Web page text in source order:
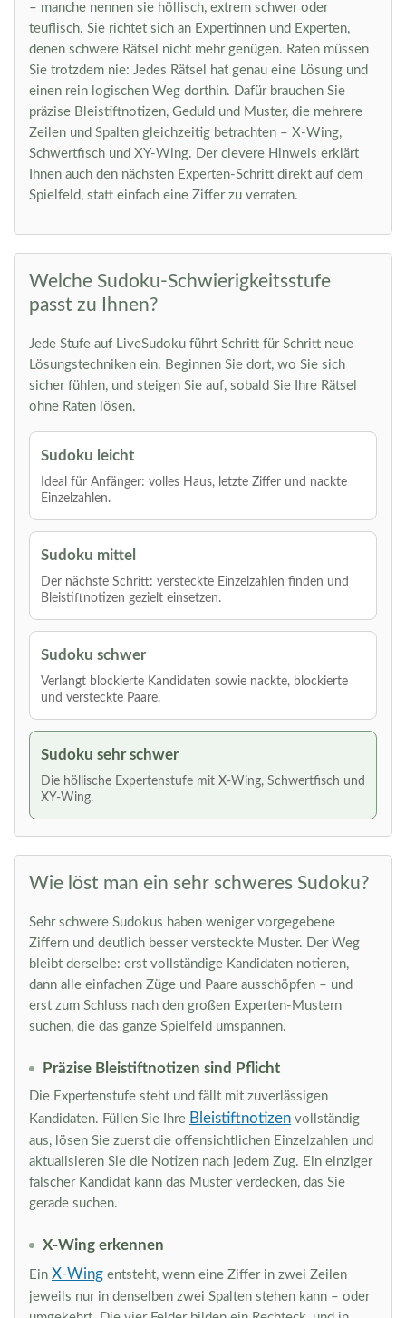
– manche nennen sie höllisch, extrem schwer oder
teuflisch. Sie richtet sich an Expertinnen und Experten,
denen schwere Rätsel nicht mehr genügen. Raten müssen
Sie trotzdem nie: Jedes Rätsel hat genau eine Lösung und
einen rein logischen Weg dorthin. Dafür brauchen Sie
präzise Bleistiftnotizen, Geduld und Muster, die mehrere
Zeilen und Spalten gleichzeitig betrachten – X-Wing,
Schwertfisch und XY-Wing. Der clevere Hinweis erklärt
Ihnen auch den nächsten Experten-Schritt direkt auf dem
Spielfeld, statt einfach eine Ziffer zu verraten.
Welche Sudoku-Schwierigkeitsstufe
passt zu Ihnen?
Jede Stufe auf LiveSudoku führt Schritt für Schritt neue
Lösungstechniken ein. Beginnen Sie dort, wo Sie sich
sicher fühlen, und steigen Sie auf, sobald Sie Ihre Rätsel
ohne Raten lösen.
Sudoku leicht
Ideal für Anfänger: volles Haus, letzte Ziffer und nackte
Einzelzahlen.
Sudoku mittel
Der nächste Schritt: versteckte Einzelzahlen finden und
Bleistiftnotizen gezielt einsetzen.
Sudoku schwer
Verlangt blockierte Kandidaten sowie nackte, blockierte
und versteckte Paare.
Sudoku sehr schwer
Die höllische Expertenstufe mit X-Wing, Schwertfisch und
XY-Wing.
Wie löst man ein sehr schweres Sudoku?
Sehr schwere Sudokus haben weniger vorgegebene
Ziffern und deutlich besser versteckte Muster. Der Weg
bleibt derselbe: erst vollständige Kandidaten notieren,
dann alle einfachen Züge und Paare ausschöpfen – und
erst zum Schluss nach den großen Experten-Mustern
suchen, die das ganze Spielfeld umspannen.
Präzise Bleistiftnotizen sind Pflicht
Die Expertenstufe steht und fällt mit zuverlässigen
Kandidaten. Füllen Sie Ihre Bleistiftnotizen vollständig
aus, lösen Sie zuerst die offensichtlichen Einzelzahlen und
aktualisieren Sie die Notizen nach jedem Zug. Ein einziger
falscher Kandidat kann das Muster verdecken, das Sie
gerade suchen.
X-Wing erkennen
Ein X-Wing entsteht, wenn eine Ziffer in zwei Zeilen
jeweils nur in denselben zwei Spalten stehen kann – oder